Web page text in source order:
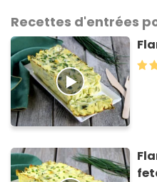
Recettes d'entrées